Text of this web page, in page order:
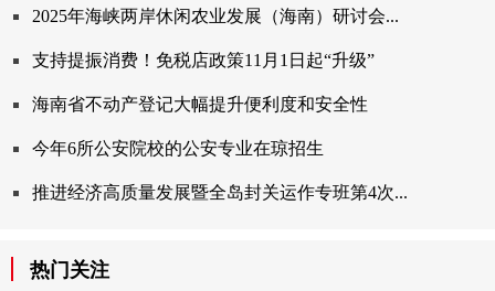
2025年海峡两岸休闲农业发展（海南）研讨会...
支持提振消费！免税店政策11月1日起“升级”
海南省不动产登记大幅提升便利度和安全性
今年6所公安院校的公安专业在琼招生
推进经济高质量发展暨全岛封关运作专班第4次...
热门关注